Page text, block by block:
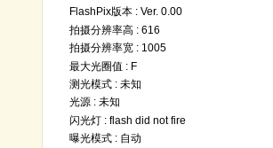
FlashPix版本 : Ver. 0.00
拍摄分辨率高 : 616
拍摄分辨率宽 : 1005
最大光圈值 : F
测光模式 : 未知
光源 : 未知
闪光灯 : flash did not fire
曝光模式 : 自动